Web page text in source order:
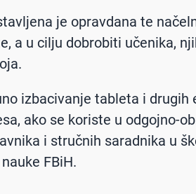
je opravdana te
a u cilju dobrobiti učenika,
izbacivanje tableta i drugih
ako se koriste u odgojno-
i stručnih saradnika u
FBiH.